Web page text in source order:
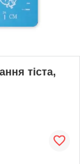
тіста,